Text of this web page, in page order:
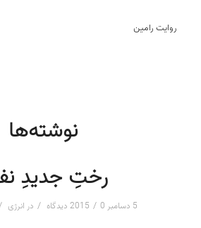
روایت رامین
نوشته‌ها
رختِ جدیدِ
5 دسامبر 2015 / 0 دیدگاه / در انرژی